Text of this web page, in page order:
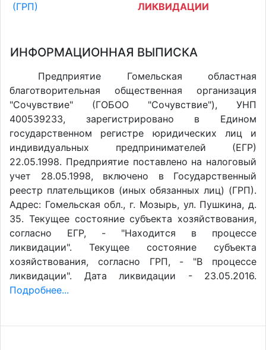
(ГРП)
ЛИКВИДАЦИИ
ИНФОРМАЦИОННАЯ ВЫПИСКА
Предприятие Гомельская областная
благотворительная общественная организация
"Сочувствие" (ГОБОО "Сочувствие"), УНП
400539233, зарегистрировано в Едином
государственном регистре юридических лиц и
индивидуальных предпринимателей (ЕГР)
22.05.1998. Предприятие поставлено на налоговый
учет 28.05.1998, включено в Государственный
реестр плательщиков (иных обязанных лиц) (ГРП).
Адрес: Гомельская обл., г. Мозырь, ул. Пушкина, д.
35. Текущее состояние субъекта хозяйствования,
согласно ЕГР, - "Находится в процессе
ликвидации". Текущее состояние субъекта
хозяйствования, согласно ГРП, - "В процессе
ликвидации". Дата ликвидации - 23.05.2016.
Подробнее...